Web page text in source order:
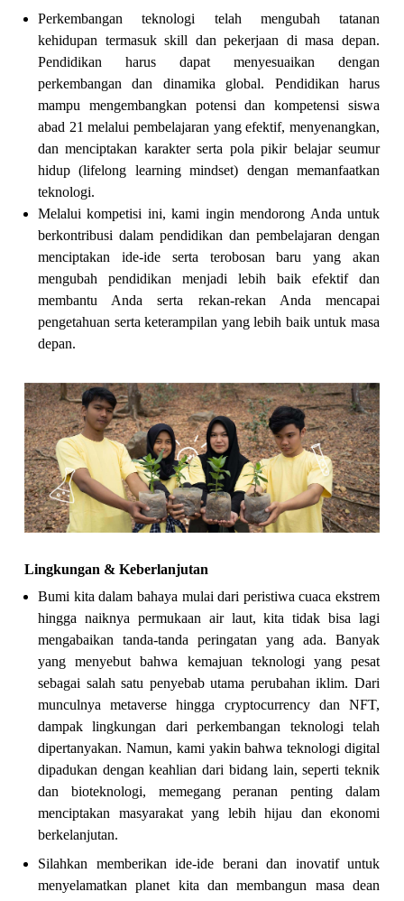
Perkembangan teknologi telah mengubah tatanan
kehidupan termasuk skill dan pekerjaan di masa depan.
Pendidikan harus dapat menyesuaikan dengan
perkembangan dan dinamika global. Pendidikan harus
mampu mengembangkan potensi dan kompetensi siswa
abad 21 melalui pembelajaran yang efektif, menyenangkan,
dan menciptakan karakter serta pola pikir belajar seumur
hidup (lifelong learning mindset) dengan memanfaatkan
teknologi.
Melalui kompetisi ini, kami ingin mendorong Anda untuk
berkontribusi dalam pendidikan dan pembelajaran dengan
menciptakan ide-ide serta terobosan baru yang akan
mengubah pendidikan menjadi lebih baik efektif dan
membantu Anda serta rekan-rekan Anda mencapai
pengetahuan serta keterampilan yang lebih baik untuk masa
depan.
Lingkungan & Keberlanjutan
Bumi kita dalam bahaya mulai dari peristiwa cuaca ekstrem
hingga naiknya permukaan air laut, kita tidak bisa lagi
mengabaikan tanda-tanda peringatan yang ada. Banyak
yang menyebut bahwa kemajuan teknologi yang pesat
sebagai salah satu penyebab utama perubahan iklim. Dari
munculnya metaverse hingga cryptocurrency dan NFT,
dampak lingkungan dari perkembangan teknologi telah
dipertanyakan. Namun, kami yakin bahwa teknologi digital
dipadukan dengan keahlian dari bidang lain, seperti teknik
dan bioteknologi, memegang peranan penting dalam
menciptakan masyarakat yang lebih hijau dan ekonomi
berkelanjutan.
Silahkan memberikan ide-ide berani dan inovatif untuk
menyelamatkan planet kita dan membangun masa dean